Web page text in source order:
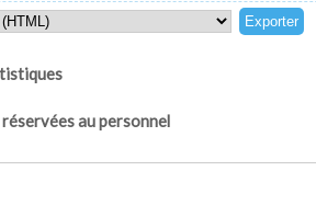
au personnel